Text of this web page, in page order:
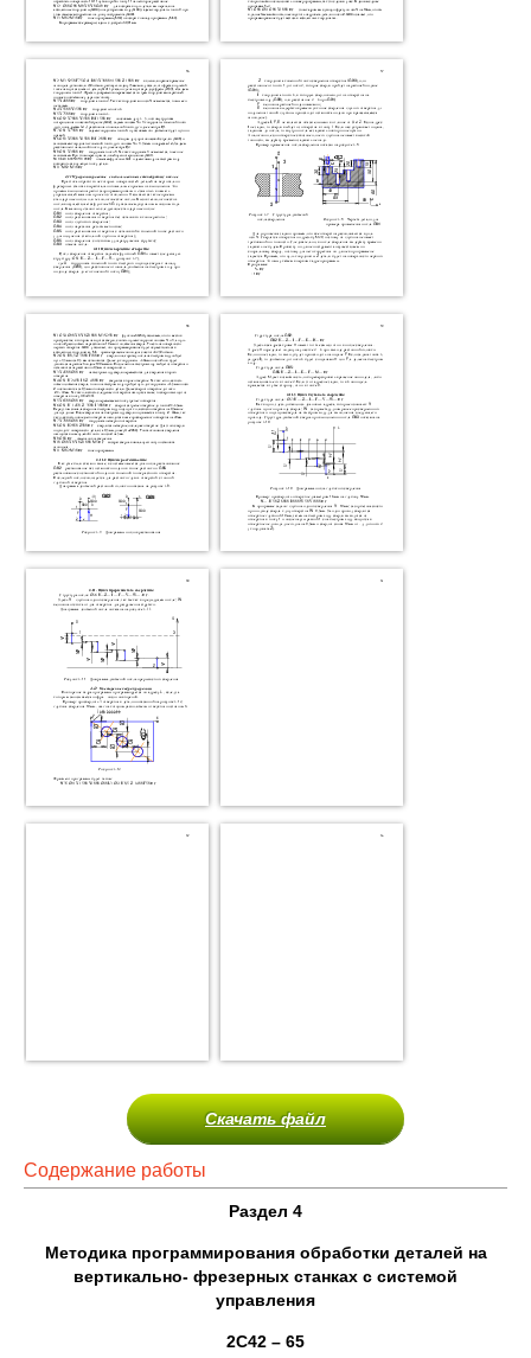
Скачать файл
Содержание работы
Раздел 4
Методика программирования обработки деталей на
вертикально- фрезерных станках с системой
управления
2С42 – 65